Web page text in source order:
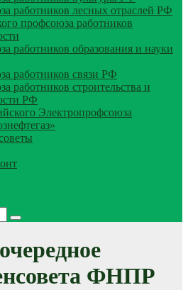
работников лесных отраслей РФ
профсоюза работников
работников образования и науки
работников связи РФ
работников строительства и
РФ
Электропрофсоюза
ФНПР